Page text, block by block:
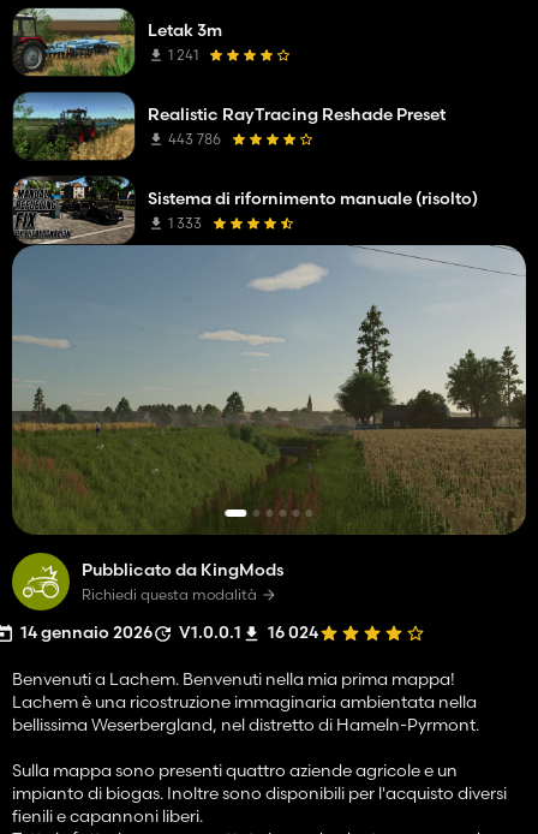
Pubblicato da KingMods
Richiedi questa modalità
14 gennaio 2026 V1.0.0.1 16 024
Benvenuti a Lachem. Benvenuti nella mia prima mappa!
Lachem è una ricostruzione immaginaria ambientata nella
bellissima Weserbergland, nel distretto di Hameln-Pyrmont.
Sulla mappa sono presenti quattro aziende agricole e un
impianto di biogas. Inoltre sono disponibili per l'acquisto diversi
fienili e capannoni liberi.
Letak 3m
1 241
Realistic RayTracing Reshade Preset
443 786
Sistema di rifornimento manuale (risolto)
1 333